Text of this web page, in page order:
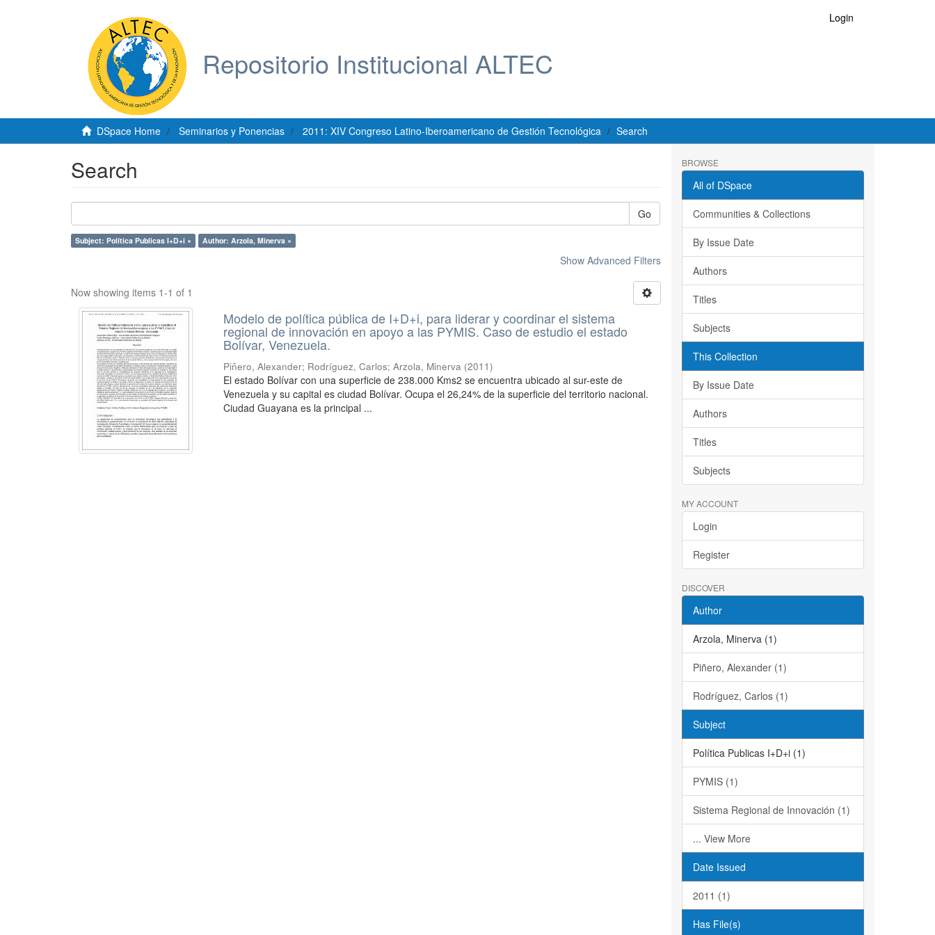
Repositorio Institucional ALTEC
Login
DSpace Home Seminarios y Ponencias 2011: XIV Congreso Latino-Iberoamericano de Gestión Tecnológica Search
Search
Go
Subject: Política Publicas I+D+i × Author: Arzola, Minerva ×
Show Advanced Filters
Now showing items 1-1 of 1
Modelo de política pública de I+D+i, para liderar y coordinar el sistema
regional de innovación en apoyo a las PYMIS. Caso de estudio el estado
Bolívar, Venezuela.
Piñero, Alexander; Rodríguez, Carlos;Arzola, Minerva (2011)
El estado Bolívar con una superficie de 238.000 Kms2 se encuentra ubicado al sur-este de
Venezuela y su capital es ciudad Bolívar. Ocupa el 26,24% de la superficie del territorio nacional.
Ciudad Guayana es la principal ...
BROWSE
All of DSpace
Communities & Collections
By Issue Date
Authors
Titles
Subjects
This Collection
By Issue Date
Authors
Titles
Subjects
MY ACCOUNT
Login
Register
DISCOVER
Author
Arzola, Minerva (1)
Piñero, Alexander (1)
Rodríguez, Carlos (1)
Subject
Política Publicas I+D+i (1)
PYMIS (1)
Sistema Regional de Innovación (1)
... View More
Date Issued
2011 (1)
Has File(s)